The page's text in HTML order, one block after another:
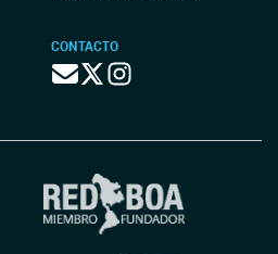
CONTACTO